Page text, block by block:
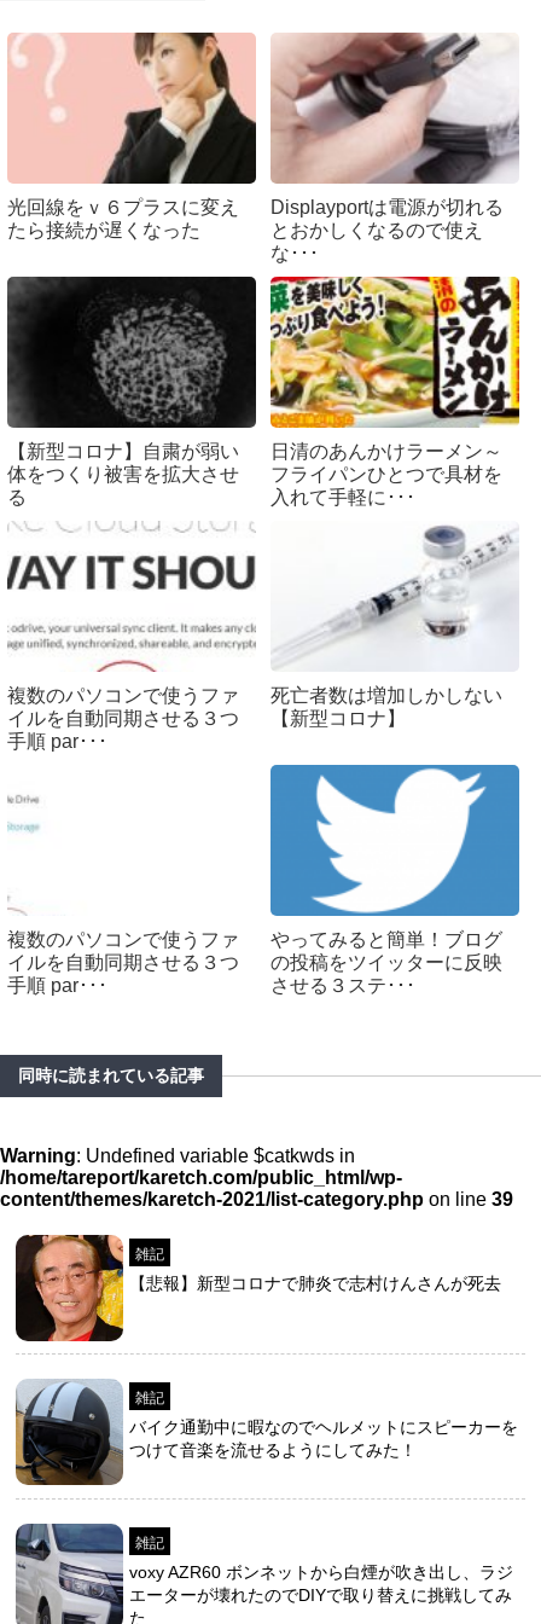
光回線をｖ６プラスに変え
たら接続が遅くなった
Displayportは電源が切れる
とおかしくなるので使え
な･･･
【新型コロナ】自粛が弱い
体をつくり被害を拡大させ
る
日清のあんかけラーメン～
フライパンひとつで具材を
入れて手軽に･･･
複数のパソコンで使うファ
イルを自動同期させる３つ
手順 par･･･
死亡者数は増加しかしない
【新型コロナ】
複数のパソコンで使うファ
イルを自動同期させる３つ
手順 par･･･
やってみると簡単！ブログ
の投稿をツイッターに反映
させる３ステ･･･
同時に読まれている記事
Warning: Undefined variable $catkwds in
/home/tareport/karetch.com/public_html/wp-
content/themes/karetch-2021/list-category.php on line 39
雑記
【悲報】新型コロナで肺炎で志村けんさんが死去
雑記
バイク通勤中に暇なのでヘルメットにスピーカーを
つけて音楽を流せるようにしてみた！
雑記
voxy AZR60 ボンネットから白煙が吹き出し、ラジ
エーターが壊れたのでDIYで取り替えに挑戦してみ
た